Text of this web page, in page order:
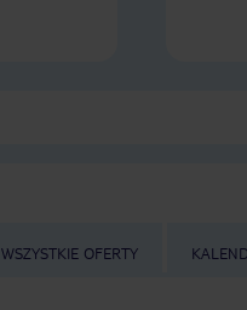
WSZYSTKIE OFERTY